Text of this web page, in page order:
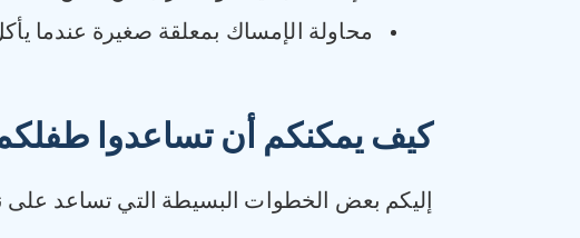
محاولة الإمساك بمعلقة صغيرة عندما
كيف يمكنكم أن تساعدوا
‏إليكم بعض الخطوات البسيطة التي تساعد على